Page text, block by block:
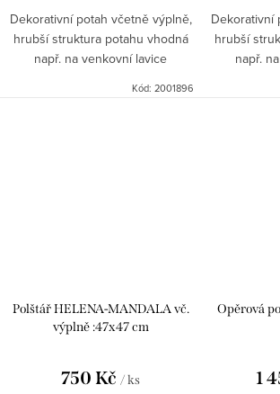
Dekorativní potah včetně výplně,
hrubší struktura potahu vhodná
např. na venkovní lavice
Kód: 2001896
Dekorativní
hrubší
např.
Polštář HELENA-MANDALA vč.
výplně :47x47 cm
750 Kč / ks
Opěrová
1